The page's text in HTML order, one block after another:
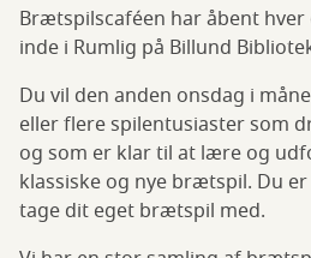
Brætspilscaféen har åbent hver
inde i Rumlig på Billund
Du vil den anden onsdag i
eller flere spilentusiaster som
og som er klar til at lære og
klassiske og nye brætspil. Du
tage dit eget brætspil med.